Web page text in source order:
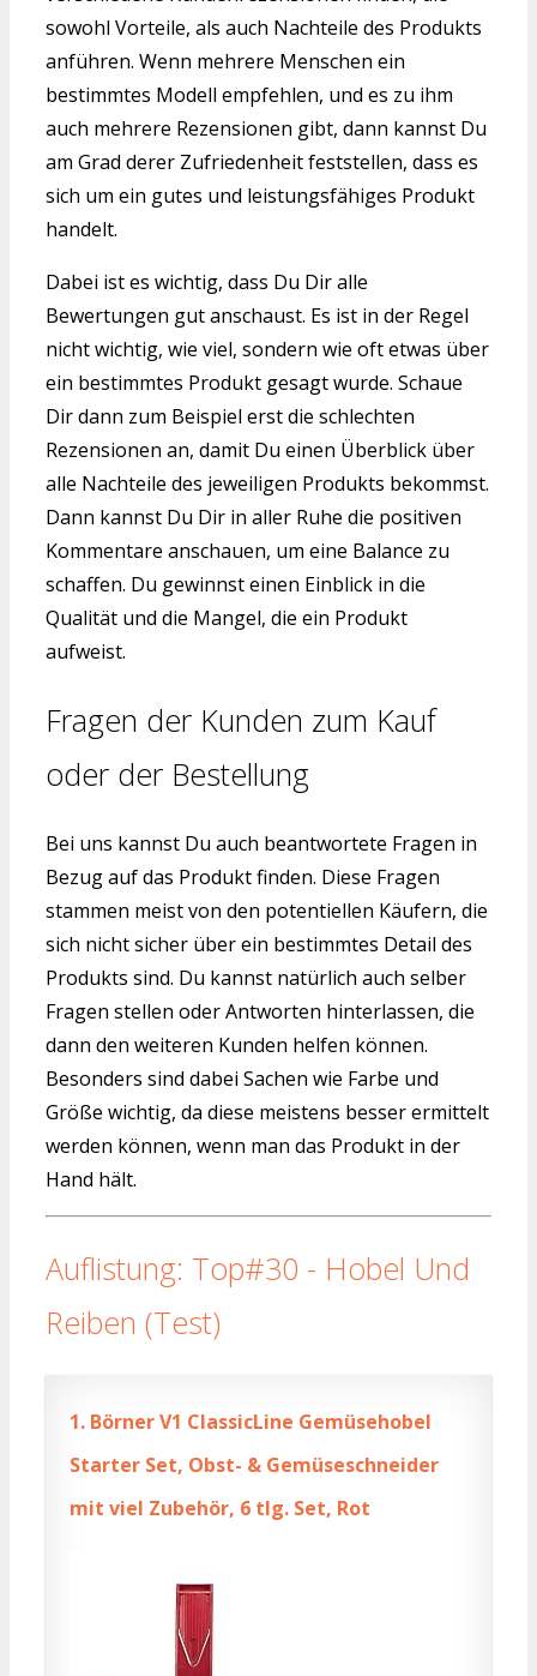
sowohl Vorteile, als auch Nachteile des Produkts
anführen. Wenn mehrere Menschen ein
bestimmtes Modell empfehlen, und es zu ihm
auch mehrere Rezensionen gibt, dann kannst Du
am Grad derer Zufriedenheit feststellen, dass es
sich um ein gutes und leistungsfähiges Produkt
handelt.
Dabei ist es wichtig, dass Du Dir alle
Bewertungen gut anschaust. Es ist in der Regel
nicht wichtig, wie viel, sondern wie oft etwas über
ein bestimmtes Produkt gesagt wurde. Schaue
Dir dann zum Beispiel erst die schlechten
Rezensionen an, damit Du einen Überblick über
alle Nachteile des jeweiligen Produkts bekommst.
Dann kannst Du Dir in aller Ruhe die positiven
Kommentare anschauen, um eine Balance zu
schaffen. Du gewinnst einen Einblick in die
Qualität und die Mangel, die ein Produkt
aufweist.
Fragen der Kunden zum Kauf
oder der Bestellung
Bei uns kannst Du auch beantwortete Fragen in
Bezug auf das Produkt finden. Diese Fragen
stammen meist von den potentiellen Käufern, die
sich nicht sicher über ein bestimmtes Detail des
Produkts sind. Du kannst natürlich auch selber
Fragen stellen oder Antworten hinterlassen, die
dann den weiteren Kunden helfen können.
Besonders sind dabei Sachen wie Farbe und
Größe wichtig, da diese meistens besser ermittelt
werden können, wenn man das Produkt in der
Hand hält.
Auflistung: Top#30 - Hobel Und
Reiben (Test)
1. Börner V1 ClassicLine Gemüsehobel
Starter Set, Obst- & Gemüseschneider
mit viel Zubehör, 6 tlg. Set, Rot